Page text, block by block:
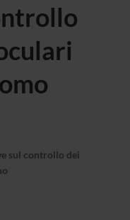
sul controllo dei